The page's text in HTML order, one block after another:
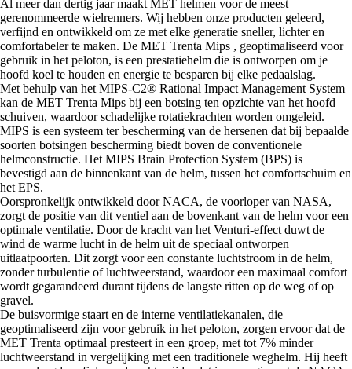
Al meer dan dertig jaar maakt MET helmen voor de meest
gerenommeerde wielrenners. Wij hebben onze producten geleerd,
verfijnd en ontwikkeld om ze met elke generatie sneller, lichter en
comfortabeler te maken. De MET Trenta Mips , geoptimaliseerd voor
gebruik in het peloton, is een prestatiehelm die is ontworpen om je
hoofd koel te houden en energie te besparen bij elke pedaalslag.
Met behulp van het MIPS-C2® Rational Impact Management System
kan de MET Trenta Mips bij een botsing ten opzichte van het hoofd
schuiven, waardoor schadelijke rotatiekrachten worden omgeleid.
MIPS is een systeem ter bescherming van de hersenen dat bij bepaalde
soorten botsingen bescherming biedt boven de conventionele
helmconstructie. Het MIPS Brain Protection System (BPS) is
bevestigd aan de binnenkant van de helm, tussen het comfortschuim en
het EPS.
Oorspronkelijk ontwikkeld door NACA, de voorloper van NASA,
zorgt de positie van dit ventiel aan de bovenkant van de helm voor een
optimale ventilatie. Door de kracht van het Venturi-effect duwt de
wind de warme lucht in de helm uit de speciaal ontworpen
uitlaatpoorten. Dit zorgt voor een constante luchtstroom in de helm,
zonder turbulentie of luchtweerstand, waardoor een maximaal comfort
wordt gegarandeerd durant tijdens de langste ritten op de weg of op
gravel.
De buisvormige staart en de interne ventilatiekanalen, die
geoptimaliseerd zijn voor gebruik in het peloton, zorgen ervoor dat de
MET Trenta optimaal presteert in een groep, met tot 7% minder
luchtweerstand in vergelijking met een traditionele weghelm. Hij heeft